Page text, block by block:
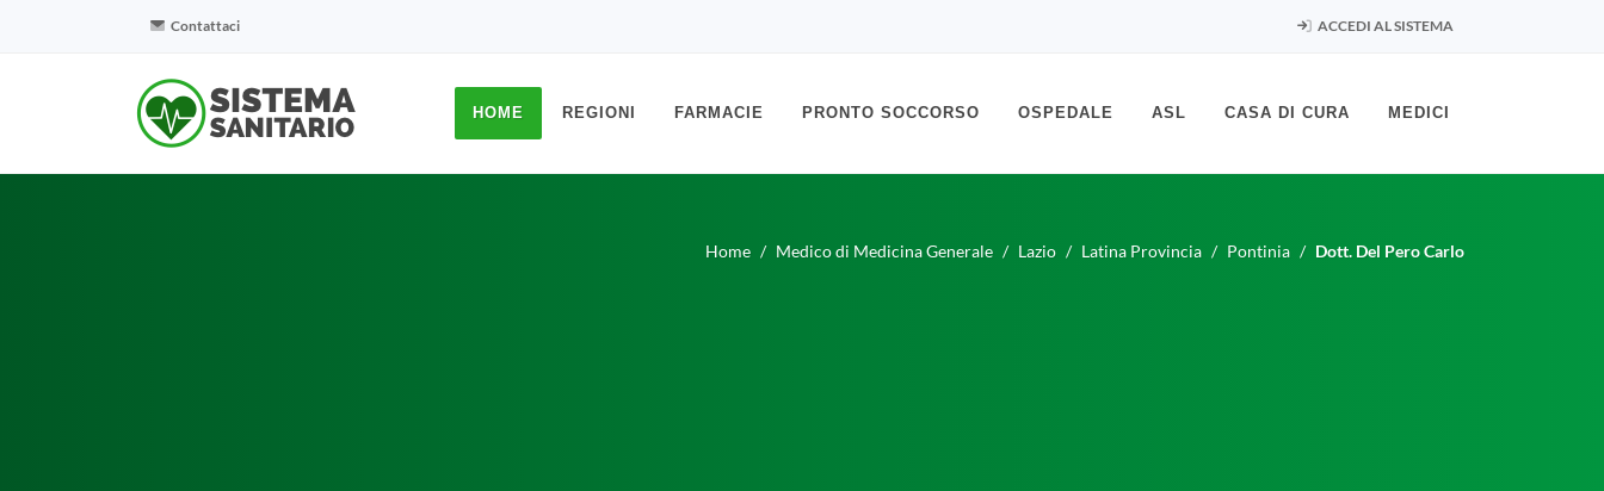
Contattaci ACCEDI AL SISTEMA
HOME REGIONI FARMACIE PRONTO SOCCORSO OSPEDALE ASL CASA DI CURA MEDICI
Home Medico di Medicina Generale Lazio Latina Provincia Pontinia Dott. Del Pero Carlo